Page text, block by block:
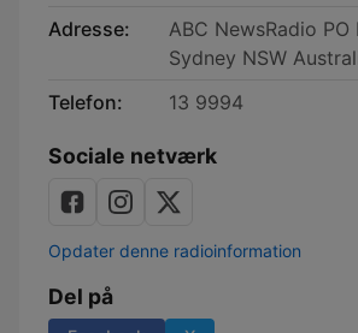
Adresse:
ABC NewsRadio
Sydney NSW
Telefon:
13 9994
Sociale netværk
Opdater denne radioinformation
Del på